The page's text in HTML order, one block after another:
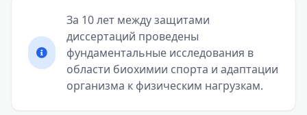
За 10 лет между защитами
диссертаций проведены
фундаментальные исследования в
области биохимии спорта и адаптации
организма к физическим нагрузкам.